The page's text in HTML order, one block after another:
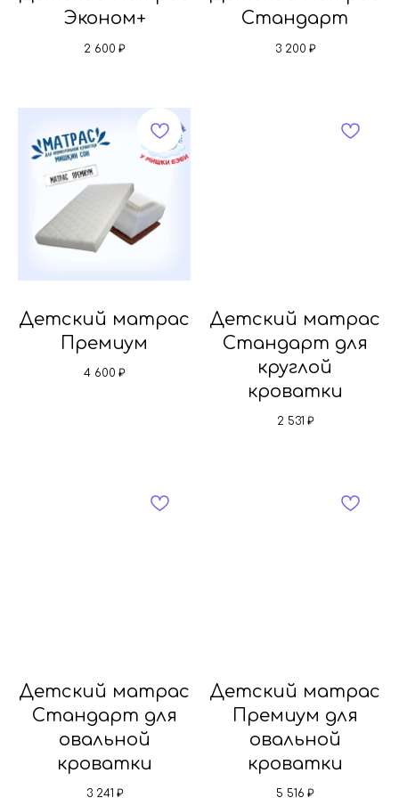
Эконом+
2 600 ₽
Стандарт
3 200 ₽
Детский матрас
Премиум
4 600 ₽
Детский матрас
Стандарт для
круглой
кроватки
2 531 ₽
Детский матрас
Стандарт для
овальной
кроватки
3 241 ₽
Детский матрас
Премиум для
овальной
кроватки
5 516 ₽